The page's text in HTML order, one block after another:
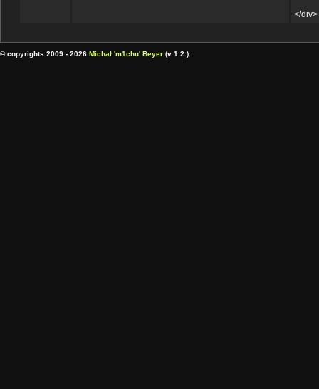
</div>
© copyrights 2009 - 2026 Michał 'm1chu' Beyer (v 1.2.).